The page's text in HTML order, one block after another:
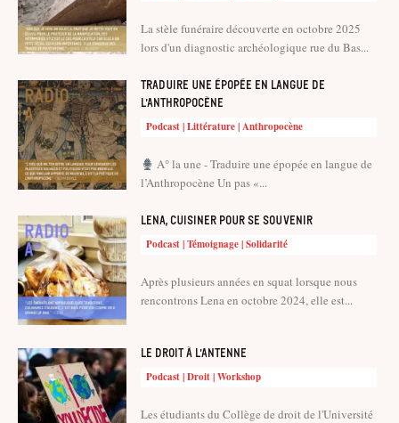
La stèle funéraire découverte en octobre 2025
lors d'un diagnostic archéologique rue du Bas...
Traduire une épopée en langue de
l’Anthropocène
Podcast | Littérature | Anthropocène
A° la une - Traduire une épopée en langue de
l’Anthropocène Un pas «...
Lena, cuisiner pour se souvenir
Podcast | Témoignage | Solidarité
Après plusieurs années en squat lorsque nous
rencontrons Lena en octobre 2024, elle est...
Le droit à l’antenne
Podcast | Droit | Workshop
Les étudiants du Collège de droit de l'Université